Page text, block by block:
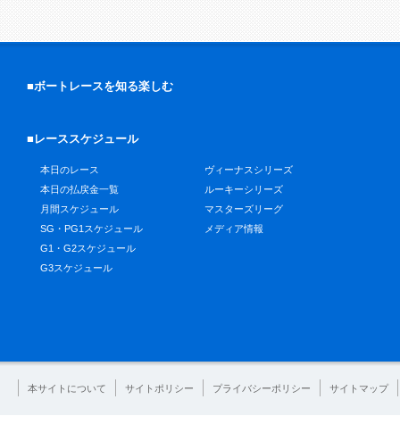
■ボートレースを知る楽しむ
■レーススケジュール
本日のレース
本日の払戻金一覧
月間スケジュール
SG・PG1スケジュール
G1・G2スケジュール
G3スケジュール
ヴィーナスシリーズ
ルーキーシリーズ
マスターズリーグ
メディア情報
本サイトについて サイトポリシー プライバシーポリシー サイトマップ